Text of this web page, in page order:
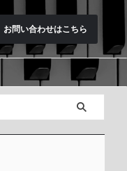
お問い合わせはこちら